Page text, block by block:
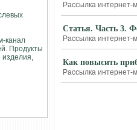
Рассылка интернет-
Статья. Часть 3.
Рассылка интернет-
Как повысить
Рассылка интернет-